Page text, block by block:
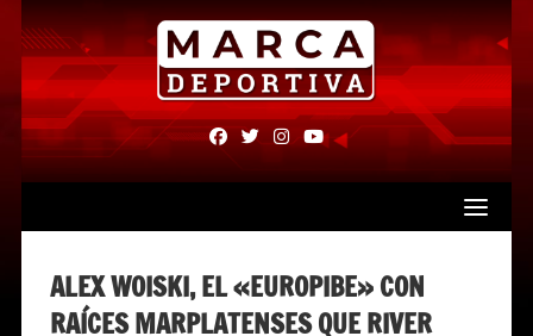
Skip
content
fab
fa-
fab
fa-
fab fab
ALEX WOISKI, EL «EUROPIBE» CON
RAÍCES MARPLATENSES QUE RIVER